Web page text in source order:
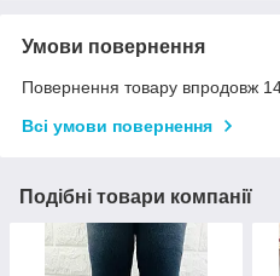
Умови повернення
Повернення товару впродовж
Всі умови повернення
Подібні товари компанії